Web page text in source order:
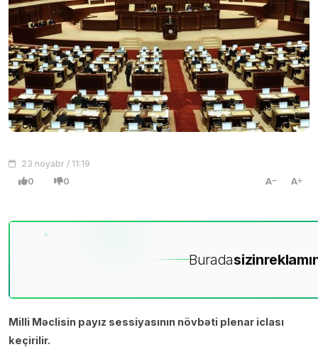
23 noyabr / 11:19
0 0 A A
Buradasizin
Milli Məclisin payız sessiyasının növbəti plenar iclası
keçirilir.